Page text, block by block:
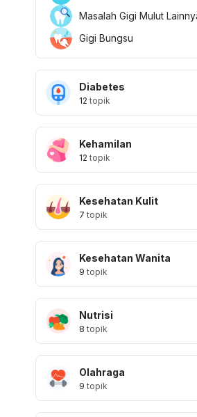
Masalah Gigi Mulut
Gigi Bungsu
Diabetes
12 topik
Kehamilan
12 topik
Kesehatan Kulit
7 topik
Kesehatan Wanita
9 topik
Nutrisi
8 topik
Olahraga
9 topik